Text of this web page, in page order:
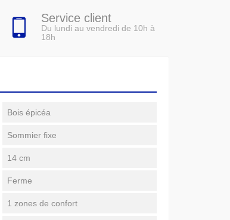
Service client
Du lundi au vendredi de 10h à
18h
Bois épicéa
Sommier fixe
14 cm
Ferme
1 zones de confort